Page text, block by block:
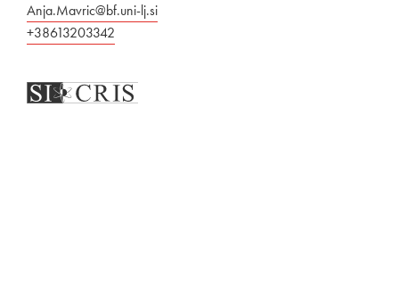
Anja.Mavric@bf.uni-lj.si
+38613203342